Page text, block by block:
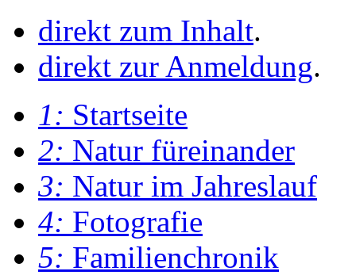
direkt zum Inhalt.
direkt zur Anmeldung.
1: Startseite
2: Natur füreinander
3: Natur im Jahreslauf
4: Fotografie
5: Familienchronik